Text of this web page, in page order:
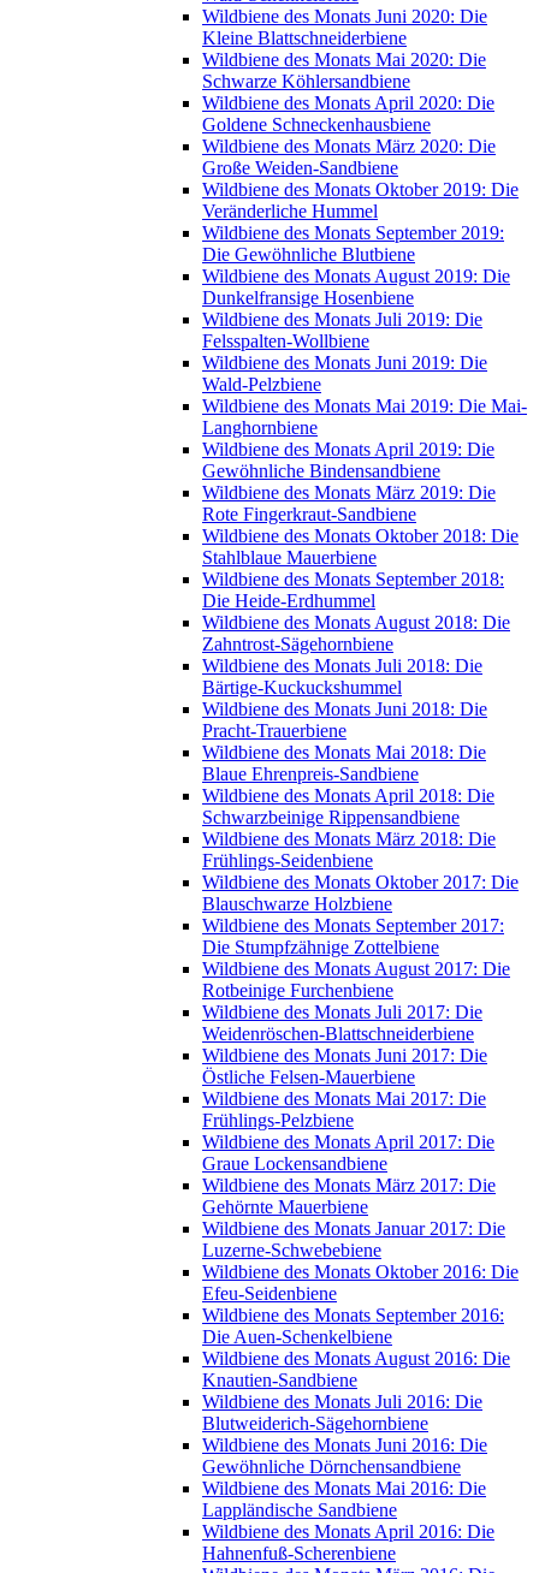
Wildbiene des Monats Juni 2020: Die
Kleine Blattschneiderbiene
Wildbiene des Monats Mai 2020: Die
Schwarze Köhlersandbiene
Wildbiene des Monats April 2020: Die
Goldene Schneckenhausbiene
Wildbiene des Monats März 2020: Die
Große Weiden-Sandbiene
Wildbiene des Monats Oktober 2019: Die
Veränderliche Hummel
Wildbiene des Monats September 2019:
Die Gewöhnliche Blutbiene
Wildbiene des Monats August 2019: Die
Dunkelfransige Hosenbiene
Wildbiene des Monats Juli 2019: Die
Felsspalten-Wollbiene
Wildbiene des Monats Juni 2019: Die
Wald-Pelzbiene
Wildbiene des Monats Mai 2019: Die Mai-
Langhornbiene
Wildbiene des Monats April 2019: Die
Gewöhnliche Bindensandbiene
Wildbiene des Monats März 2019: Die
Rote Fingerkraut-Sandbiene
Wildbiene des Monats Oktober 2018: Die
Stahlblaue Mauerbiene
Wildbiene des Monats September 2018:
Die Heide-Erdhummel
Wildbiene des Monats August 2018: Die
Zahntrost-Sägehornbiene
Wildbiene des Monats Juli 2018: Die
Bärtige-Kuckuckshummel
Wildbiene des Monats Juni 2018: Die
Pracht-Trauerbiene
Wildbiene des Monats Mai 2018: Die
Blaue Ehrenpreis-Sandbiene
Wildbiene des Monats April 2018: Die
Schwarzbeinige Rippensandbiene
Wildbiene des Monats März 2018: Die
Frühlings-Seidenbiene
Wildbiene des Monats Oktober 2017: Die
Blauschwarze Holzbiene
Wildbiene des Monats September 2017:
Die Stumpfzähnige Zottelbiene
Wildbiene des Monats August 2017: Die
Rotbeinige Furchenbiene
Wildbiene des Monats Juli 2017: Die
Weidenröschen-Blattschneiderbiene
Wildbiene des Monats Juni 2017: Die
Östliche Felsen-Mauerbiene
Wildbiene des Monats Mai 2017: Die
Frühlings-Pelzbiene
Wildbiene des Monats April 2017: Die
Graue Lockensandbiene
Wildbiene des Monats März 2017: Die
Gehörnte Mauerbiene
Wildbiene des Monats Januar 2017: Die
Luzerne-Schwebebiene
Wildbiene des Monats Oktober 2016: Die
Efeu-Seidenbiene
Wildbiene des Monats September 2016:
Die Auen-Schenkelbiene
Wildbiene des Monats August 2016: Die
Knautien-Sandbiene
Wildbiene des Monats Juli 2016: Die
Blutweiderich-Sägehornbiene
Wildbiene des Monats Juni 2016: Die
Gewöhnliche Dörnchensandbiene
Wildbiene des Monats Mai 2016: Die
Lappländische Sandbiene
Wildbiene des Monats April 2016: Die
Hahnenfuß-Scherenbiene